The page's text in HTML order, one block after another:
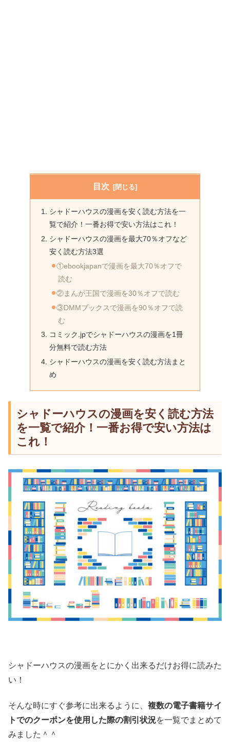
目次
シャドーハウスの漫画を安く読む方法を一
覧で紹介！一番お得で安い方法はこれ！
シャドーハウスの漫画を最大70％オフなど
安く読む方法3選
①ebookjapanで漫画を最大70％オフで
読む
②まんが王国で漫画を30％オフで読む
③DMMブックスで漫画を90％オフで読
む
コミック.jpでシャドーハウスの漫画を1冊
分無料で読む方法
シャドーハウスの漫画を安く読む方法まと
め
シャドーハウスの漫画を安く読む方法
を一覧で紹介！一番お得で安い方法は
これ！
シャドーハウスの漫画をとにかく出来るだけお得に読みた
い！
そんな時にすぐ参考に出来るように、 複数の電子書籍サイ
トでのクーポンを使用した際の割引状況を一覧でまとめて
みました＾＾